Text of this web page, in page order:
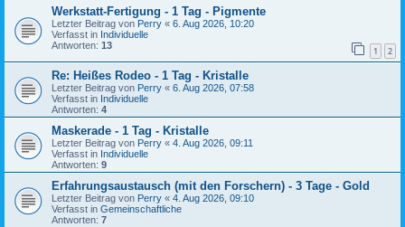
Werkstatt-Fertigung - 1 Tag - Pigmente
Letzter Beitrag von Perry « 6. Aug 2026, 10:20
Verfasst in Individuelle
Antworten: 13 1 2
Re: Heißes Rodeo - 1 Tag - Kristalle
Letzter Beitrag von Perry « 6. Aug 2026, 07:58
Verfasst in Individuelle
Antworten: 4
Maskerade - 1 Tag - Kristalle
Letzter Beitrag von Perry « 4. Aug 2026, 09:11
Verfasst in Individuelle
Antworten: 9
Erfahrungsaustausch (mit den Forschern) - 3 Tage - Gold
Letzter Beitrag von Perry « 4. Aug 2026, 09:10
Verfasst in Gemeinschaftliche
Antworten: 7